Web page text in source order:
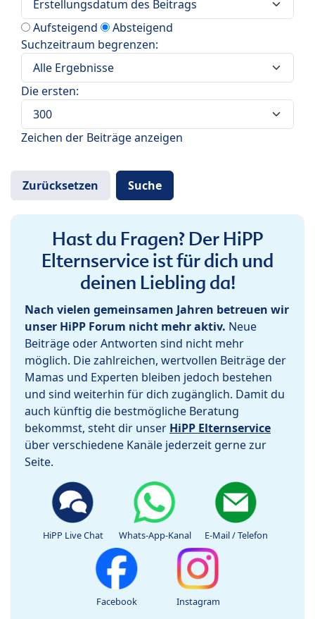
Aufsteigend
Absteigend
Suchzeitraum begrenzen:
Die ersten:
Zeichen der Beiträge anzeigen
Hast du Fragen? Der HiPP
Elternservice ist für dich und
deinen Liebling da!
Nach vielen gemeinsamen Jahren betreuen wir
unser HiPP Forum nicht mehr aktiv. Neue
Beiträge oder Antworten sind nicht mehr
möglich. Die zahlreichen, wertvollen Beiträge der
Mamas und Experten bleiben jedoch bestehen
und sind weiterhin für dich zugänglich. Damit du
auch künftig die bestmögliche Beratung
bekommst, steht dir unser HiPP Elternservice
über verschiedene Kanäle jederzeit gerne zur
Seite.
HiPP Live Chat Whats-App-Kanal E-Mail / Telefon
Facebook Instagram